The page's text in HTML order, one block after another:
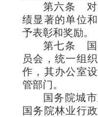
第六条
绩显著的单位
予表彰和奖励。
第七条
员会，统一组
作，其办公室
管部门。
国务院城
国务院林业行